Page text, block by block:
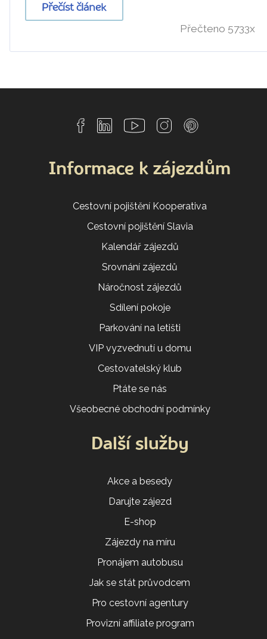
Přečíst článek
Přečteno 5733x
Informace k zájezdům
Cestovní pojištění Kooperativa
Cestovní pojištění Slavia
Kalendář zájezdů
Srovnání zájezdů
Náročnost zájezdů
Sdílení pokoje
Parkování na letišti
VIP vyzvednutí u domu
Cestovatelský klub
Ptáte se nás
Všeobecné obchodní podmínky
Další služby
Akce a besedy
Darujte zájezd
E-shop
Zájezdy na míru
Pronájem autobusu
Jak se stát průvodcem
Pro cestovní agentury
Provizní affiliate program